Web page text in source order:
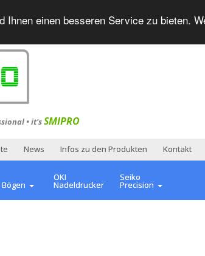
einen besseren Service zu bieten.
•it'sSMIPRO
News Infos zu den Produkten Kontakt
OKI
Nadeldrucker
Seiko
Precision